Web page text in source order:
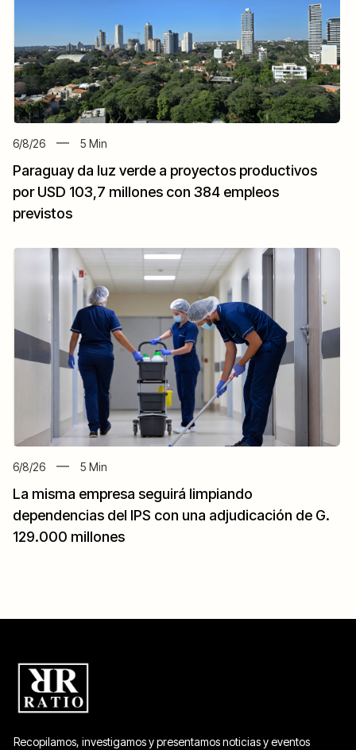
6/8/26 5 Min
Paraguay da luz verde a proyectos productivos
por USD 103,7 millones con 384 empleos
previstos
6/8/26 5 Min
La misma empresa seguirá limpiando
dependencias del IPS con una adjudicación de G.
129.000 millones
Recopilamos, investigamos y presentamos noticias y eventos